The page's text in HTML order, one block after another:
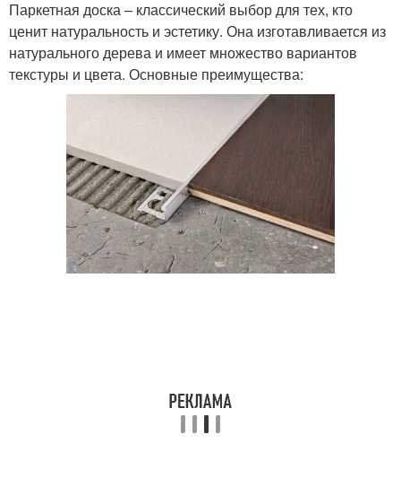
Паркетная доска – классический выбор для тех, кто
ценит натуральность и эстетику. Она изготавливается из
натурального дерева и имеет множество вариантов
текстуры и цвета. Основные преимущества: